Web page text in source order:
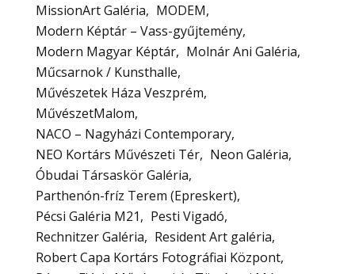
MissionArt Galéria
MODEM
Modern Képtár – Vass-gyűjtemény
Modern Magyar Képtár
Molnár Ani Galéria
Műcsarnok / Kunsthalle
Művészetek Háza Veszprém
MűvészetMalom
NACO – Nagyházi Contemporary
NEO Kortárs Művészeti Tér
Neon Galéria
Óbudai Társaskör Galéria
Parthenón-fríz Terem (Epreskert)
Pécsi Galéria M21
Pesti Vigadó
Rechnitzer Galéria
Resident Art galéria
Robert Capa Kortárs Fotográfiai Központ